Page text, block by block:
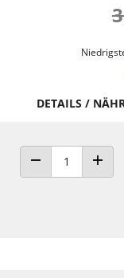
DETAILS /
ANZAHL VERRINGERN